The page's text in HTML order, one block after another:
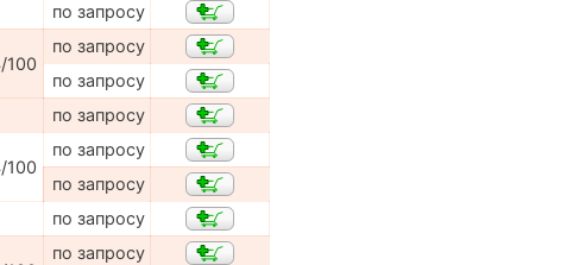
по запросу
100
по запросу
по запросу
по запросу
100
по запросу
по запросу
по запросу
по запросу